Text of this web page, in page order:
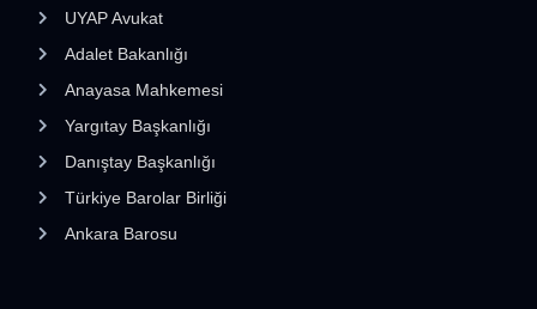
UYAP Avukat
Adalet Bakanlığı
Anayasa Mahkemesi
Yargıtay Başkanlığı
Danıştay Başkanlığı
Türkiye Barolar Birliği
Ankara Barosu